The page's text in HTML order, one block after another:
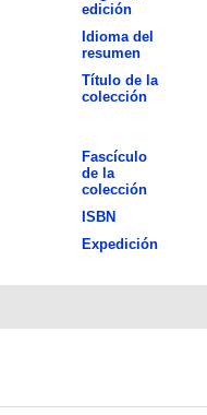
edición
Idioma del
resumen
Título de la
colección
Fascículo
de la
colección
ISBN
Expedición